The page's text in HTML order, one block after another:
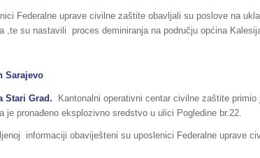
Federalne uprave civilne zaštite obavljali su poslove na
,te su nastavili proces deminiranja na području općina
Sarajevo
Stari Grad. Kantonalni operativni centar civilne zaštite
je pronađeno eksplozivno sredstvo u ulici Pogledine br.22.
informaciji obaviješteni su uposlenici Federalne uprave